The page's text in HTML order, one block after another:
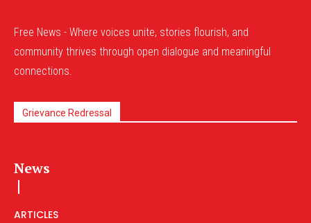
Free News - Where voices unite, stories flourish, and
community thrives through open dialogue and meaningful
connections.
Grievance Redressal
News
ARTICLES